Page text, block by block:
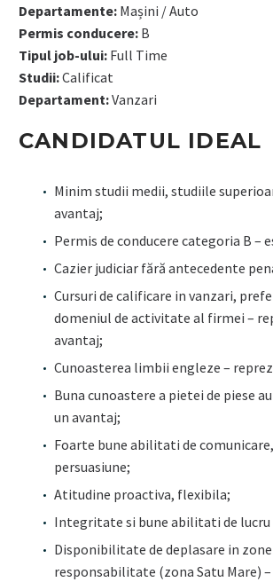
Departamente: Mașini / Auto
Permis conducere: B
Tipul job-ului: Full Time
Studii:Calificat
Departament:Vanzari
CANDIDATUL IDEAL
Minim studii medii, studiile
avantaj;
Permis de conducere categoria B –
Cazier judiciar fără antecedente
Cursuri de calificare in vanzari,
domeniul de activitate al firmei –
avantaj;
Cunoasterea limbii engleze –
Buna cunoastere a pietei de piese
un avantaj;
Foarte bune abilitati de
persuasiune;
Atitudine proactiva, flexibila;
Integritate si bune abilitati de lucru
Disponibilitate de deplasare in
responsabilitate (zona Satu Mare)